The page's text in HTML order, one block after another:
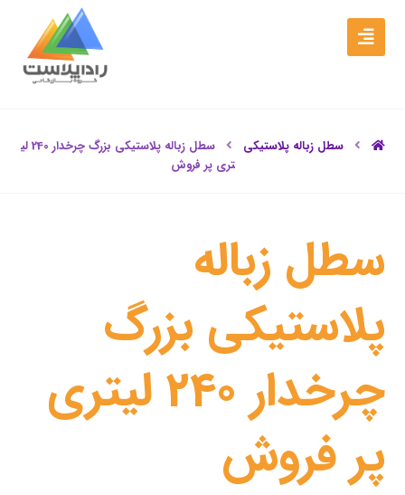
سطل زباله پلاستیکی
سطل زباله پلاستیکی بزرگ چرخدار 240 لی
تری پر فروش
سطل زباله
پلاستیکی بزرگ
چرخدار 240 لیتری
پر فروش